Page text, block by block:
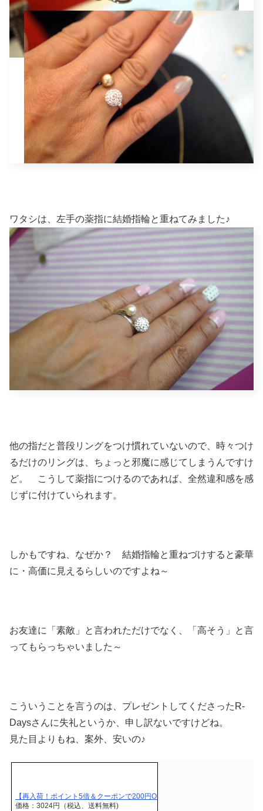
ワタシは、左手の薬指に結婚指輪と重ねてみました♪
他の指だと普段リングをつけ慣れていないので、時々つけ
るだけのリングは、ちょっと邪魔に感じてしまうんですけ
ど。 こうして薬指につけるのであれば、全然違和感を感
じずに付けていられます。
しかもですね、なぜか？ 結婚指輪と重ねづけすると豪華
に・高価に見えるらしいのですよね～
お友達に「素敵」と言われただけでなく、「高そう」と言
ってもらっちゃいました～
こういうことを言うのは、プレゼントしてくださったR-
Daysさんに失礼というか、申し訳ないですけどね。
見た目よりもね、案外、安いの♪
【再入荷！ポイント5倍＆クーポンで200円OFF】★パヴェボール ダブルリン
価格：3024円（税込、送料無料)